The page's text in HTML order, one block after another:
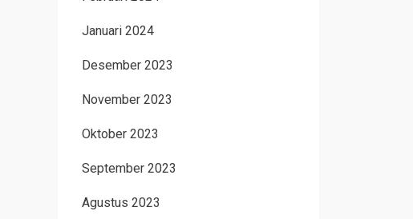
Januari 2024
Desember 2023
November 2023
Oktober 2023
September 2023
Agustus 2023